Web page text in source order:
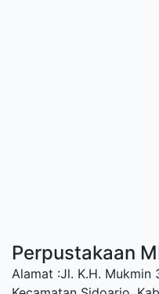
Perpustakaan
Alamat :Jl. K.H. Mukmin